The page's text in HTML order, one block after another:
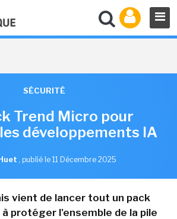
SÉCURITÉ
Trend Micro pour
développements IA
, publié le 11 Décembre 2025
vient de lancer tout un pack
protéger l'ensemble de la pile